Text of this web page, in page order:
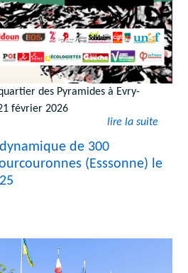
des Pyramides à Evry-
février 2026
lire la suite
de 300
(Esssonne) le